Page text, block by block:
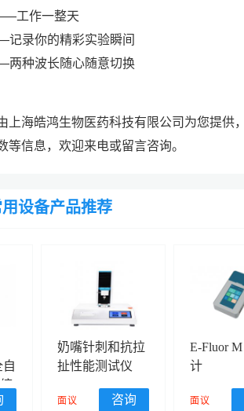
工作一整天
录你的精彩实验瞬间
种波长随心随意切换
上海皓鸿生物医药科技有限公司为您提供
等信息，欢迎来电或留言咨询。
设备产品推荐
自
奶嘴针刺和抗拉
扯性能测试仪
面议 咨询
E-Fluor
计
面议